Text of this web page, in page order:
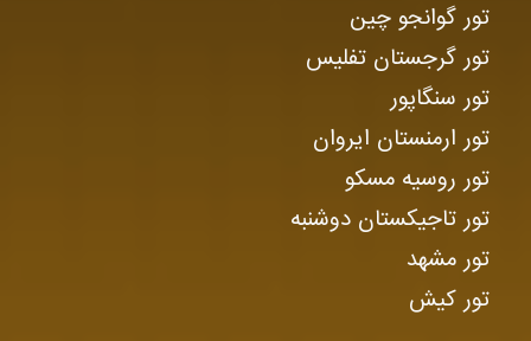
تور گوانجو چین
تور گرجستان تفلیس
تور سنگاپور
تور ارمنستان ایروان
تور روسیه مسکو
تور تاجیکستان دوشنبه
تور مشهد
تور کیش